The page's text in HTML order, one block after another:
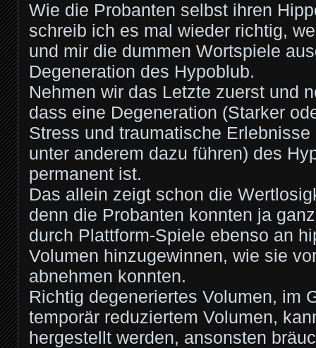
Wie die Probanten selbst ihren
schreib ich es mal wieder richtig,
und mir die dummen Wortspiele
Degeneration des Hypoblub.
Nehmen wir das Letzte zuerst und
dass eine Degeneration (Starker
Stress und traumatische
unter anderem dazu führen) des
permanent ist.
Das allein zeigt schon die
denn die Probanten konnten ja
durch Plattform-Spiele ebenso an
Volumen hinzugewinnen, wie sie
abnehmen konnten.
Richtig degeneriertes Volumen, im
temporär reduziertem Volumen,
hergestellt werden, ansonsten